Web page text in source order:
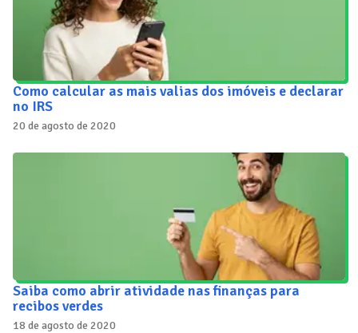
Como calcular as mais valias dos imóveis e declarar
no IRS
20 de agosto de 2020
Saiba como abrir atividade nas finanças para
recibos verdes
18 de agosto de 2020